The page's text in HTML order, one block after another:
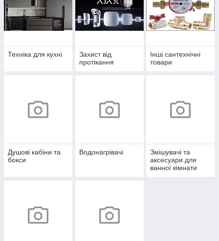
Техніка для кухні
Захист від
протікання
Інші сантехнічні
товари
Душові кабіни та
бокси
Водонагрівачі
Змішувачі та
аксесуари для
ванної кімнати